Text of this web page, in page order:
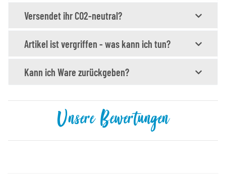
Versendet ihr CO2-neutral?
Artikel ist vergriffen - was kann ich tun?
Kann ich Ware zurückgeben?
Unsere Bewertungen